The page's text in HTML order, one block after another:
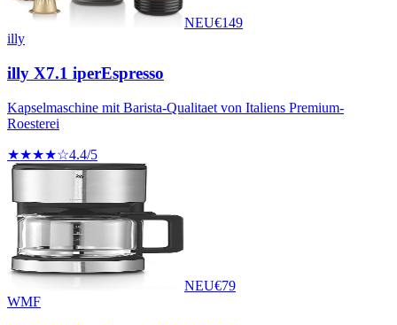
NEU€149
illy
illy X7.1 iperEspresso
Kapselmaschine mit Barista-Qualitaet von Italiens Premium-
Roesterei
★★★★☆4.4/5
NEU€79
WMF